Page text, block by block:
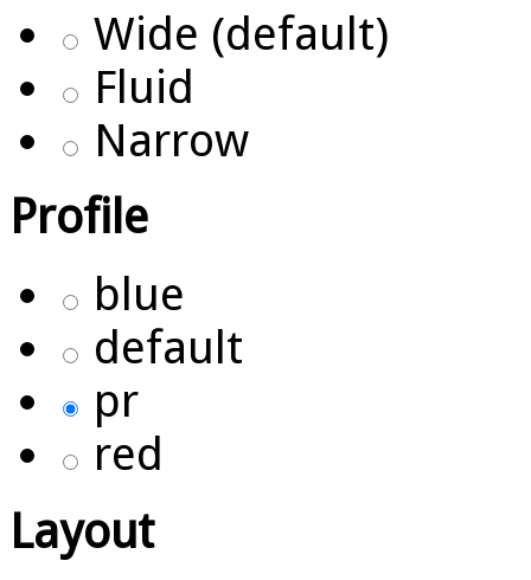
Wide (default)
Fluid
Narrow
Profile
blue
default
pr
red
Layout